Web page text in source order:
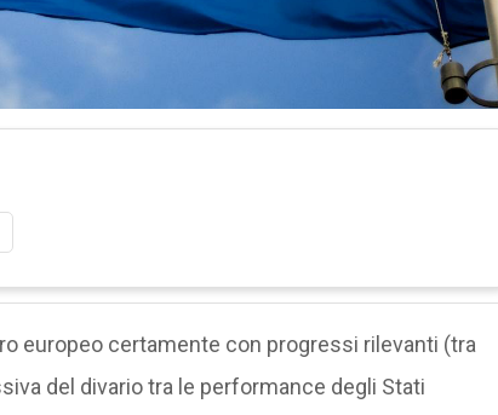
europeo certamente con progressi rilevanti (tra
del divario tra le performance degli Stati
F formazione